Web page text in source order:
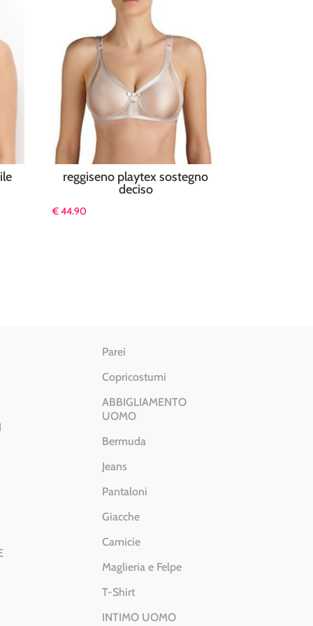
reggiseno playtex sostegno
deciso
€44.90
Parei
Copricostumi
ABBIGLIAMENTO
UOMO
Bermuda
Jeans
Pantaloni
Giacche
Camicie
Maglieria e Felpe
T-Shirt
INTIMO UOMO